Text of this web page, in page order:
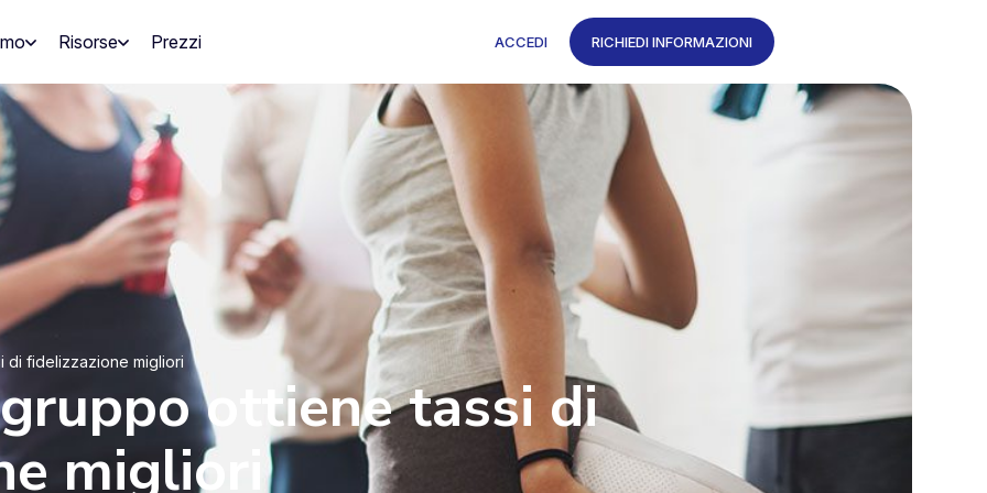
Risorse Prezzi ACCEDI RICHIEDI INFORMAZIONI
di fidelizzazione migliori
ottiene tassi di
migliori